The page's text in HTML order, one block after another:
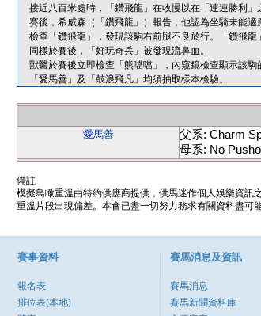
接近八百米處時，「鑽飛龍」在收慢以在「連連勝利」
賽後，希威森（「鑽飛龍」）報告，他認為坐騎未能
檢查「鑽飛龍」，發現該駒右前腿不良於行。「鑽飛龍
同樣於賽後，「好玩奇兵」被發現流鼻血。
獸醫於賽後立即檢查「熊噹噹」，內窺鏡檢查顯示該駒
「愛馬善」及「鼓浪飛凡」均須抽取樣本檢驗。
愛馬善
父系: Charm
母系: No
備註
模擬鳥瞰重溫由特約供應商提供，供馬迷作個人娛樂資
重溫片段出現偏差。本會已盡一切努力務求有關資料盡可
賽事資料
報名表
排位表(本地)
賽馬消息及資訊
賽馬消息
賽馬新聞資料庫